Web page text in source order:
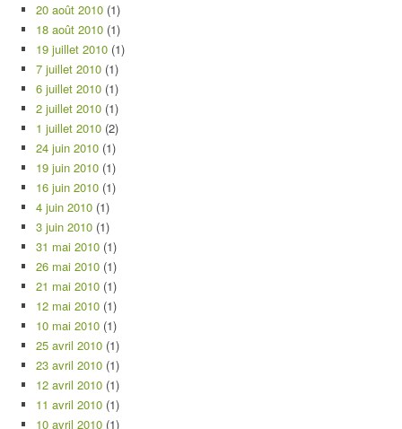
20 août 2010 (1)
18 août 2010 (1)
19 juillet 2010 (1)
7 juillet 2010 (1)
6 juillet 2010 (1)
2 juillet 2010 (1)
1 juillet 2010 (2)
24 juin 2010 (1)
19 juin 2010 (1)
16 juin 2010 (1)
4 juin 2010 (1)
3 juin 2010 (1)
31 mai 2010 (1)
26 mai 2010 (1)
21 mai 2010 (1)
12 mai 2010 (1)
10 mai 2010 (1)
25 avril 2010 (1)
23 avril 2010 (1)
12 avril 2010 (1)
11 avril 2010 (1)
10 avril 2010 (1)